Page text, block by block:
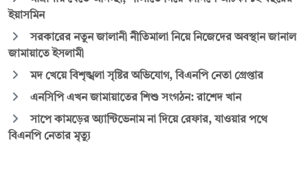
ইয়াসমিন
সরকারের নতুন জালানী নীতিমালা নিয়ে নিজেদের অবস্থান জানাল
জামায়াতে ইসলামী
মদ খেয়ে বিশৃঙ্খলা সৃষ্টির অভিযোগ, বিএনপি নেতা গ্রেপ্তার
এনসিপি এখন জামায়াতের শিশু সংগঠন: রাশেদ খান
সাপে কামড়ের অ্যান্টিভেনাম না দিয়ে রেফার, যাওয়ার পথে
বিএনপি নেতার মৃত্যু